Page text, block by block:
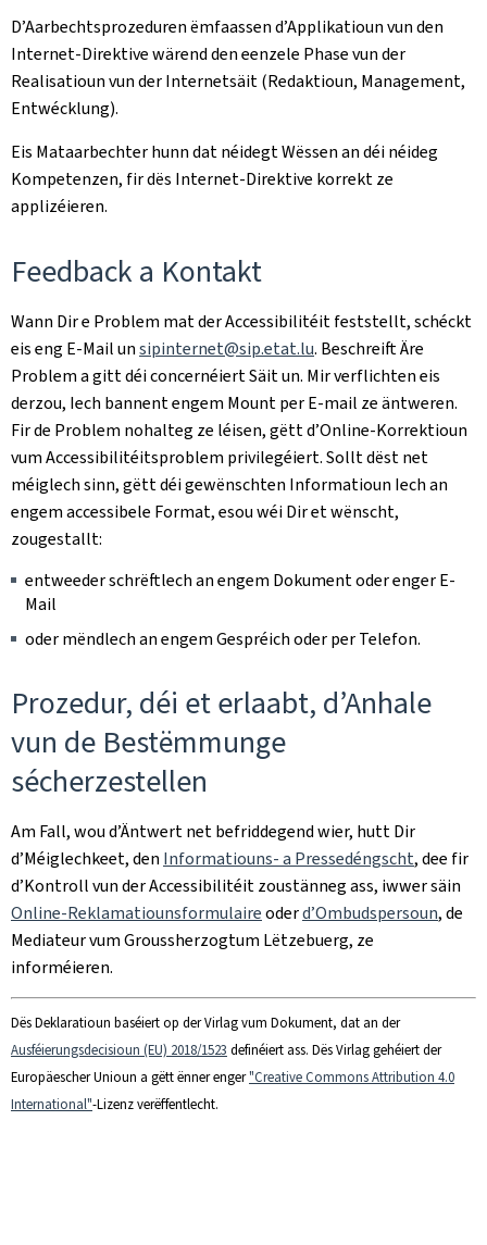
D’Aarbechtsprozeduren ëmfaassen d’Applikatioun vun den
Internet-Direktive wärend den eenzele Phase vun der
Realisatioun vun der Internetsäit (Redaktioun, Management,
Entwécklung).
Eis Mataarbechter hunn dat néidegt Wëssen an déi néideg
Kompetenzen, fir dës Internet-Direktive korrekt ze
applizéieren.
Feedback a Kontakt
Wann Dir e Problem mat der Accessibilitéit feststellt, schéckt
eis eng E-Mail unsipinternet@sip.etat.lu. Beschreift Äre
Problem a gitt déi concernéiert Säit un. Mir verflichten eis
derzou, Iech bannent engem Mount per E-mail ze äntweren.
Fir de Problem nohalteg ze léisen, gëtt d’Online-Korrektioun
vum Accessibilitéitsproblem privilegéiert. Sollt dëst net
méiglech sinn, gëtt déi gewënschten Informatioun Iech an
engem accessibele Format, esou wéi Dir et wënscht,
zougestallt:
entweeder schrëftlech an engem Dokument oder enger E-
Mail
oder mëndlech an engem Gespréich oder per Telefon.
Prozedur, déi et erlaabt, d’Anhale
vun de Bestëmmunge
sécherzestellen
Am Fall, wou d’Äntwert net befriddegend wier, hutt Dir
d’Méiglechkeet, den Informatiouns- a Pressedéngscht, dee fir
d’Kontroll vun der Accessibilitéit zoustänneg ass, iwwer säin
Online-Reklamatiounsformulaireoderd’Ombudspersoun, de
Mediateur vum Groussherzogtum Lëtzebuerg, ze
informéieren.
Dës Deklaratioun baséiert op der Virlag vum Dokument, dat an der
Ausféierungsdecisioun (EU) 2018/1523 definéiert ass. Dës Virlag gehéiert der
Europäescher Unioun a gëtt ënner enger"Creative Commons Attribution 4.0
International"-Lizenz verëffentlecht.